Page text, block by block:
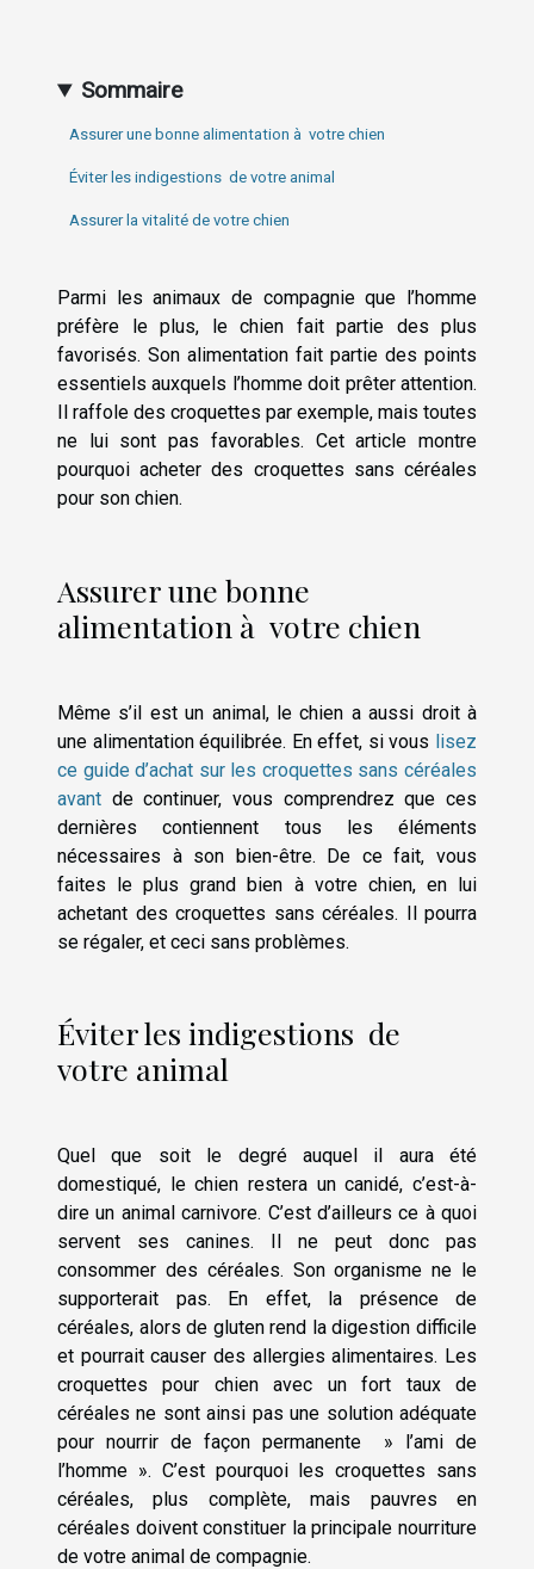
Sommaire
Assurer une bonne alimentation à votre chien
Éviter les indigestions de votre animal
Assurer la vitalité de votre chien
Parmi les animaux de compagnie que l’homme
préfère le plus, le chien fait partie des plus
favorisés. Son alimentation fait partie des points
essentiels auxquels l’homme doit prêter attention.
Il raffole des croquettes par exemple, mais toutes
ne lui sont pas favorables. Cet article montre
pourquoi acheter des croquettes sans céréales
pour son chien.
Assurer une bonne
alimentation à votre chien
Même s’il est un animal, le chien a aussi droit à
une alimentation équilibrée. En effet, si vous lisez
ce guide d’achat sur les croquettes sans céréales
avant de continuer, vous comprendrez que ces
dernières contiennent tous les éléments
nécessaires à son bien-être. De ce fait, vous
faites le plus grand bien à votre chien, en lui
achetant des croquettes sans céréales. Il pourra
se régaler, et ceci sans problèmes.
Éviter les indigestions de
votre animal
Quel que soit le degré auquel il aura été
domestiqué, le chien restera un canidé, c’est-à-
dire un animal carnivore. C’est d’ailleurs ce à quoi
servent ses canines. Il ne peut donc pas
consommer des céréales. Son organisme ne le
supporterait pas. En effet, la présence de
céréales, alors de gluten rend la digestion difficile
et pourrait causer des allergies alimentaires. Les
croquettes pour chien avec un fort taux de
céréales ne sont ainsi pas une solution adéquate
pour nourrir de façon permanente » l’ami de
l’homme ». C’est pourquoi les croquettes sans
céréales, plus complète, mais pauvres en
céréales doivent constituer la principale nourriture
de votre animal de compagnie.